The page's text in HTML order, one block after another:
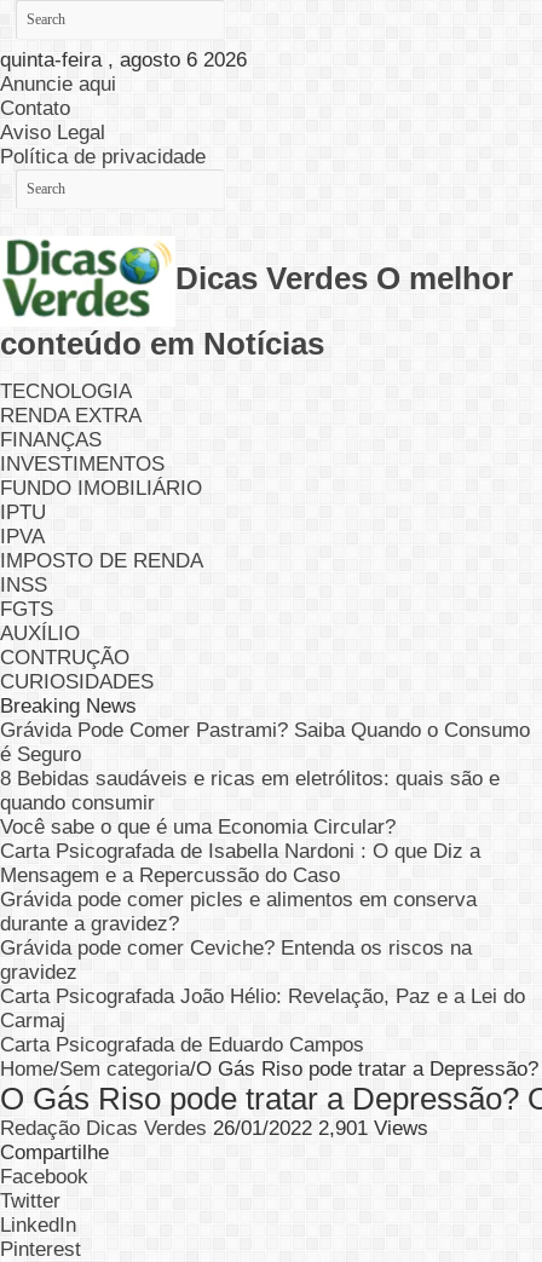
quinta-feira , agosto 6 2026
Anuncie aqui
Contato
Aviso Legal
Política de privacidade
Dicas Verdes O melhor
conteúdo em Notícias
TECNOLOGIA
RENDA EXTRA
FINANÇAS
INVESTIMENTOS
FUNDO IMOBILIÁRIO
IPTU
IPVA
IMPOSTO DE RENDA
INSS
FGTS
AUXÍLIO
CONTRUÇÃO
CURIOSIDADES
Breaking News
Grávida Pode Comer Pastrami? Saiba Quando o Consumo
é Seguro
8 Bebidas saudáveis e ricas em eletrólitos: quais são e
quando consumir
Você sabe o que é uma Economia Circular?
Carta Psicografada de Isabella Nardoni : O que Diz a
Mensagem e a Repercussão do Caso
Grávida pode comer picles e alimentos em conserva
durante a gravidez?
Grávida pode comer Ceviche? Entenda os riscos na
gravidez
Carta Psicografada João Hélio: Revelação, Paz e a Lei do
Carmaj
Carta Psicografada de Eduardo Campos
Home/Sem categoria/O Gás Riso pode tratar a
O Gás Riso pode tratar a Depressão?
Redação Dicas Verdes 26/01/2022 2,901 Views
Compartilhe
Facebook
Twitter
LinkedIn
Pinterest